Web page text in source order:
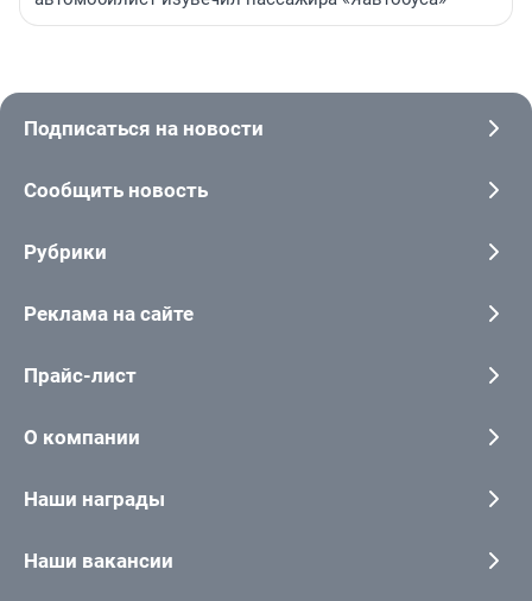
Подписаться на новости
Сообщить новость
Рубрики
Реклама на сайте
Прайс-лист
О компании
Наши награды
Наши вакансии